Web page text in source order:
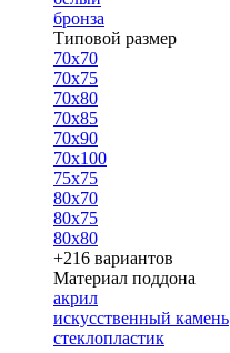
бронза
Типовой размер
70х70
70х75
70х80
70х85
70х90
70х100
75х75
80х70
80х75
80х80
+216 вариантов
Материал поддона
акрил
искусственный камень
стеклопластик